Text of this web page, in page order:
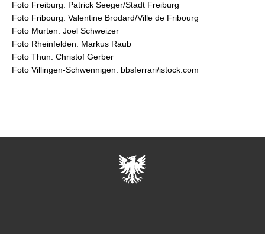
Foto Freiburg: Patrick Seeger/Stadt Freiburg
Foto Fribourg: Valentine Brodard/Ville de Fribourg
Foto Murten: Joel Schweizer
Foto Rheinfelden: Markus Raub
Foto Thun: Christof Gerber
Foto Villingen-Schwennigen: bbsferrari/istock.com